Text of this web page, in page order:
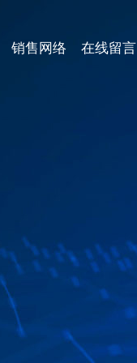
销售网络 在线留言